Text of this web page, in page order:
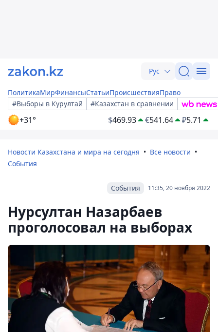
Рус
ПолитикаМирФинансыСтатьиПроисшествияПраво
#Выборы в Курултай
#Казахстан в сравнении
+31° $469.93 €541.64 ₽5.71
Новости Казахстана и мира на сегодня
Все новости
События
11:35, 20 ноября 2022
События
Нурсултан Назарбаев
проголосовал на выборах